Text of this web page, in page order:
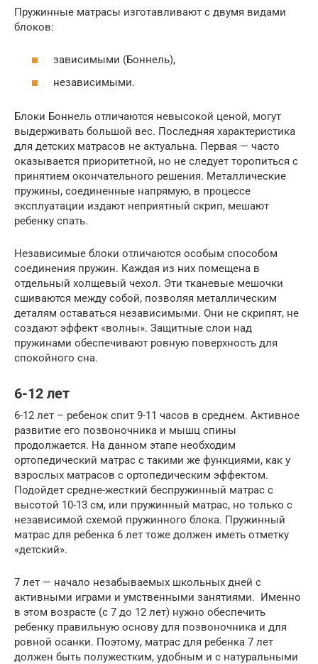
Пружинные матрасы изготавливают с двумя видами
блоков:
зависимыми (Боннель),
независимыми.
Блоки Боннель отличаются невысокой ценой, могут
выдерживать большой вес. Последняя характеристика
для детских матрасов не актуальна. Первая — часто
оказывается приоритетной, но не следует торопиться с
принятием окончательного решения. Металлические
пружины, соединенные напрямую, в процессе
эксплуатации издают неприятный скрип, мешают
ребенку спать.
Независимые блоки отличаются особым способом
соединения пружин. Каждая из них помещена в
отдельный холщевый чехол. Эти тканевые мешочки
сшиваются между собой, позволяя металлическим
деталям оставаться независимыми. Они не скрипят, не
создают эффект «волны». Защитные слои над
пружинами обеспечивают ровную поверхность для
спокойного сна.
6-12 лет
6-12 лет – ребенок спит 9-11 часов в среднем. Активное
развитие его позвоночника и мышц спины
продолжается. На данном этапе необходим
ортопедический матрас с такими же функциями, как у
взрослых матрасов с ортопедическим эффектом.
Подойдет средне-жесткий беспружинный матрас с
высотой 10-13 см, или пружинный матрас, но только с
независимой схемой пружинного блока. Пружинный
матрас для ребенка 6 лет тоже должен иметь отметку
«детский».
7 лет — начало незабываемых школьных дней с
активными играми и умственными занятиями. Именно
в этом возрасте (с 7 до 12 лет) нужно обеспечить
ребенку правильную основу для позвоночника и для
ровной осанки. Поэтому, матрас для ребенка 7 лет
должен быть полужестким, удобным и с натуральными